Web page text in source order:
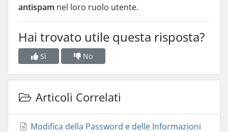
antispam nel loro ruolo utente.
Hai trovato utile questa risposta?
Sì No
Articoli Correlati
Modifica della Password e delle Informazioni